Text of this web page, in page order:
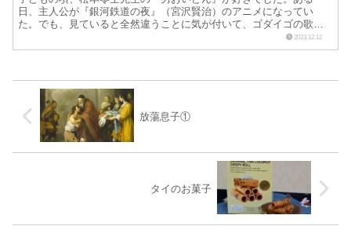
日、主人公が『銀河鉄道の夜』（宮沢賢治）のアニメになってい
た。でも、見ていると全然違うことに気が付いて、ゴダイゴの歌が
素晴らしくて、引き込まれていった。メーテルは松本零士先生の好
きな...
2023.12.12
放蕩息子①
タイのお菓子